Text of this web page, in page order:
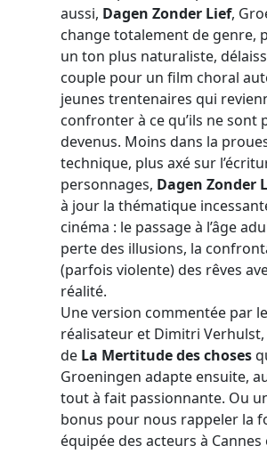
aussi, Dagen Zonder Lief,
change totalement de genre,
un ton plus naturaliste,
couple pour un film choral
jeunes trentenaires qui
confronter à ce qu’ils ne sont
devenus. Moins dans la
technique, plus axé sur
personnages, Dagen Zonder
à jour la thématique
cinéma : le passage à l’âge
perte des illusions, la
(parfois violente) des rêves
réalité.
Une version commentée par le
réalisateur et Dimitri Verhulst,
de La Mertitude des choses
Groeningen adapte ensuite,
tout à fait passionnante. Ou
bonus pour nous rappeler la
équipée des acteurs à Cannes